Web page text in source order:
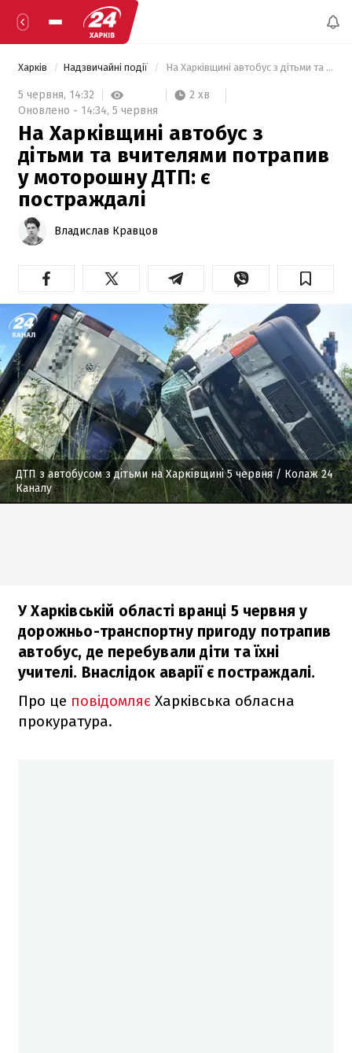
Харків Надзвичайні події На Харківщині автобус з дітьми та вчителями потрапив у моторошну ДТП: є постраждалі
5 червня, 14:32
2 хв
Оновлено - 14:34, 5 червня
На Харківщині автобус з
дітьми та вчителями потрапив
у моторошну ДТП: є
постраждалі
Владислав Кравцов
ДТП з автобусом з дітьми на Харківщині 5 червня/ Колаж 24
Каналу
У Харківській області вранці 5 червня у
дорожньо-транспортну пригоду потрапив
автобус, де перебували діти та їхні
учителі. Внаслідок аварії є постраждалі.
Про це повідомляє Харківська обласна
прокуратура.